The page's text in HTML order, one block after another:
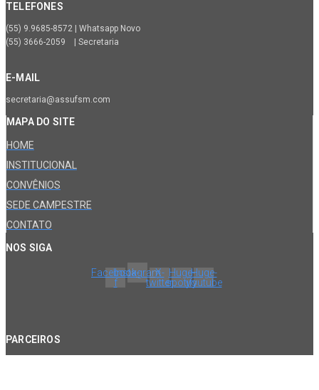
TELEFONES
(55) 9.9685-8572 | Whatsapp Novo
(55) 3666-2059 | Secretaria
E-MAIL
secretaria@assufsm.com
MAPA DO SITE
HOME
INSTITUCIONAL
CONVÊNIOS
SEDE CAMPESTRE
CONTATO
NOS SIGA
Facebook-
f
InstagramX-
twitter
Huge-
spotify
Huge-
youtube
PARCEIROS